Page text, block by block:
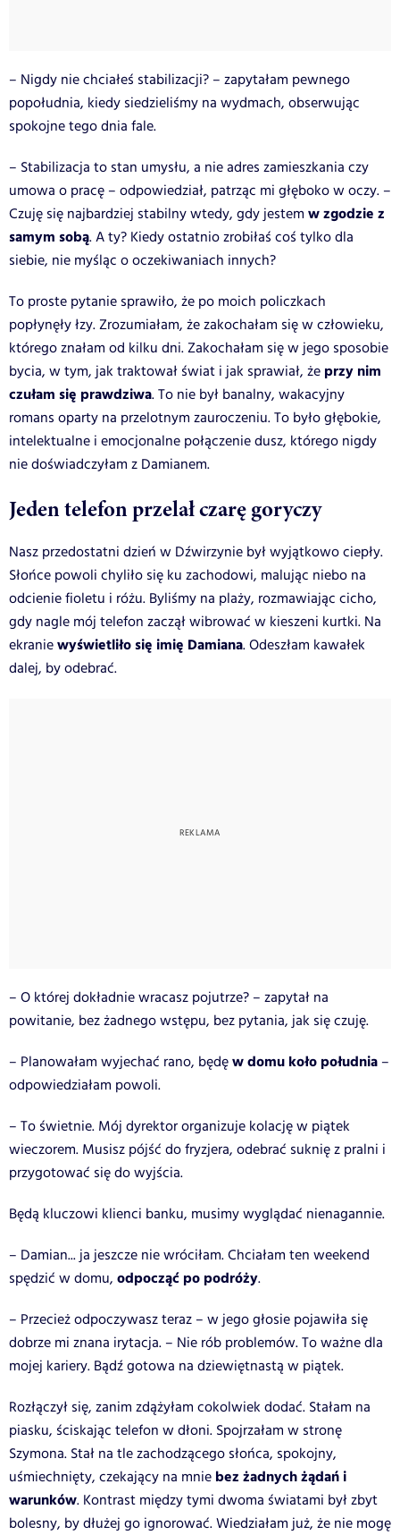
– Nigdy nie chciałeś stabilizacji? – zapytałam pewnego
popołudnia, kiedy siedzieliśmy na wydmach, obserwując
spokojne tego dnia fale.
– Stabilizacja to stan umysłu, a nie adres zamieszkania czy
umowa o pracę – odpowiedział, patrząc mi głęboko w oczy. –
Czuję się najbardziej stabilny wtedy, gdy jestem w zgodzie z
samym sobą. A ty? Kiedy ostatnio zrobiłaś coś tylko dla
siebie, nie myśląc o oczekiwaniach innych?
To proste pytanie sprawiło, że po moich policzkach
popłynęły łzy. Zrozumiałam, że zakochałam się w człowieku,
którego znałam od kilku dni. Zakochałam się w jego sposobie
bycia, w tym, jak traktował świat i jak sprawiał, że przy nim
czułam się prawdziwa. To nie był banalny, wakacyjny
romans oparty na przelotnym zauroczeniu. To było głębokie,
intelektualne i emocjonalne połączenie dusz, którego nigdy
nie doświadczyłam z Damianem.
Jeden telefon przelał czarę goryczy
Nasz przedostatni dzień w Dźwirzynie był wyjątkowo ciepły.
Słońce powoli chyliło się ku zachodowi, malując niebo na
odcienie fioletu i różu. Byliśmy na plaży, rozmawiając cicho,
gdy nagle mój telefon zaczął wibrować w kieszeni kurtki. Na
ekraniewyświetliło się imię Damiana. Odeszłam kawałek
dalej, by odebrać.
– O której dokładnie wracasz pojutrze? – zapytał na
powitanie, bez żadnego wstępu, bez pytania, jak się czuję.
– Planowałam wyjechać rano, będęw domu koło południa –
odpowiedziałam powoli.
– To świetnie. Mój dyrektor organizuje kolację w piątek
wieczorem. Musisz pójść do fryzjera, odebrać suknię z pralni i
przygotować się do wyjścia.
Będą kluczowi klienci banku, musimy wyglądać nienagannie.
– Damian... ja jeszcze nie wróciłam. Chciałam ten weekend
spędzić w domu, odpocząć po podróży.
– Przecież odpoczywasz teraz – w jego głosie pojawiła się
dobrze mi znana irytacja. – Nie rób problemów. To ważne dla
mojej kariery. Bądź gotowa na dziewiętnastą w piątek.
Rozłączył się, zanim zdążyłam cokolwiek dodać. Stałam na
piasku, ściskając telefon w dłoni. Spojrzałam w stronę
Szymona. Stał na tle zachodzącego słońca, spokojny,
uśmiechnięty, czekający na mnie bez żadnych żądań i
warunków. Kontrast między tymi dwoma światami był zbyt
bolesny, by dłużej go ignorować. Wiedziałam już, że nie mogę